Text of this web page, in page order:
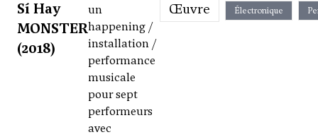
Sí Hay
MONSTER
(2018)
un
happening /
installation /
performance
musicale
pour sept
performeurs
avec
Œuvre Électronique